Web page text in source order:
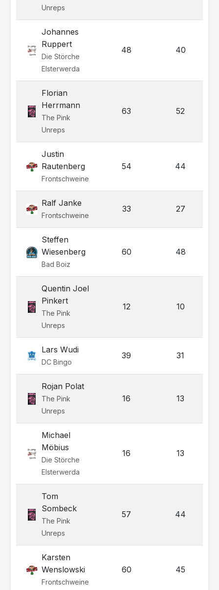
Unreps
Johannes
Ruppert
Die Störche
Elsterwerda
48 40
Florian
Herrmann
The Pink
Unreps
63 52
Justin
Rautenberg
Frontschweine
54 44
Ralf Janke
Frontschweine
33 27
Steffen
Wiesenberg
Bad Boiz
60 48
Quentin Joel
Pinkert
The Pink
Unreps
12 10
Lars Wudi
DC Bingo
39 31
Rojan Polat
The Pink
Unreps
16 13
Michael
Möbius
Die Störche
Elsterwerda
16 13
Tom
Sombeck
The Pink
Unreps
57 44
Karsten
Wenslowski
Frontschweine
60 45